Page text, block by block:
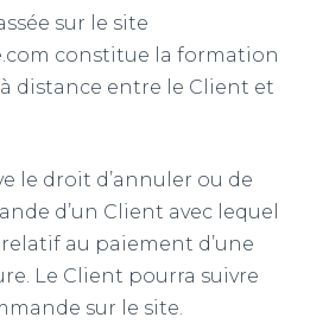
sur le site
constitue la formation
distance entre le Client et
le droit d’annuler ou de
d’un Client avec lequel
au paiement d’une
Le Client pourra suivre
sur le site.